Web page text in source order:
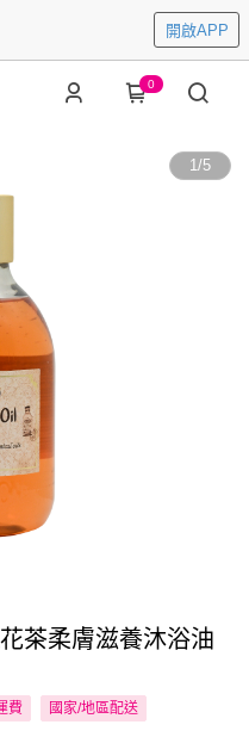
開啟APP
0
1/5
茶柔膚滋養沐浴油
費 國家/地區配送